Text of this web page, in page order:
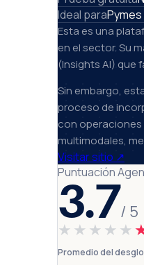
Ideal para
Esta es una
en el sector. Su
(Insights AI) que
Sin embargo,
proceso de
con operaciones
multimodales,
Visitar sitio ↗
Puntuación
3.7/ 5
★★★★★
Promedio del